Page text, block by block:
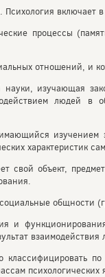
включает
процессы
отношений, и
изучающая
людей
изучением
характеристик
свой объект,
общности
и
классифицировать